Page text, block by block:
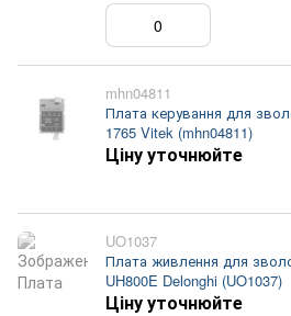
mhn04811
Плата керування для
1765 Vitek (mhn04811)
Ціну уточнюйте
UO1037
Плата живлення для
UH800E Delonghi (UO1037)
Ціну уточнюйте